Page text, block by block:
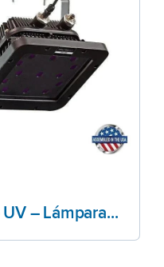
Spectro UV – Lámparas UV-A de techo